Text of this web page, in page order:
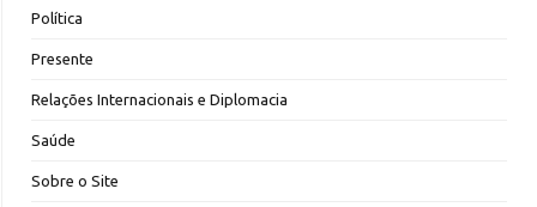
Política
Presente
Relações Internacionais e Diplomacia
Saúde
Sobre o Site